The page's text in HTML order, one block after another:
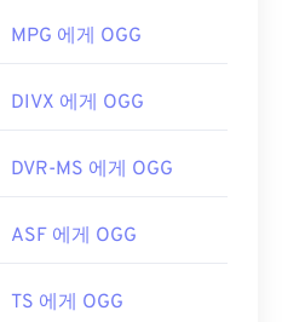
wiki/Ogg
MPG 에게 OGG
DIVX 에게 OGG
DVR-MS 에게 OGG
ASF 에게 OGG
TS 에게 OGG